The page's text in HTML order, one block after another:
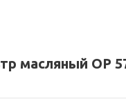
масляный OP